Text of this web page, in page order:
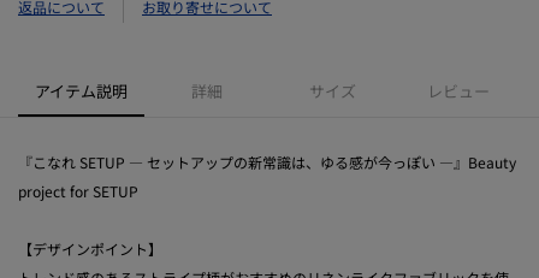
返品について お取り寄せについて
アイテム説明 詳細 サイズ レビュー
『こなれ SETUP ― セットアップの新常識は、ゆる感が今っぽい ―』Beauty
project for SETUP
【デザインポイント】